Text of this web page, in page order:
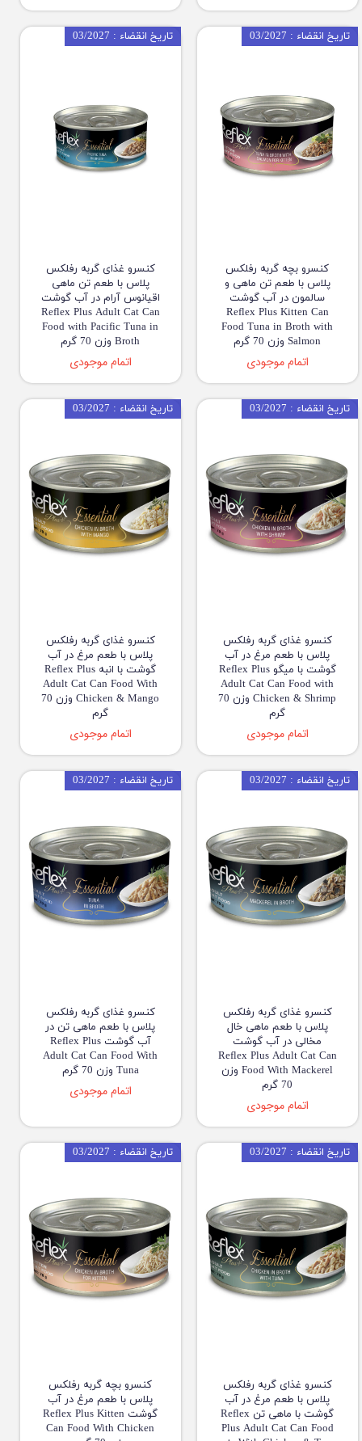
کنسرو بچه گربه رفلکس
پلاس با طعم تن ماهی و
سالمون در آب گوشت
Reflex Plus Kitten Can
Food Tuna in Broth with
Salmon وزن 70 گرم
اتمام موجودی
تاریخ انقضاء : 03/2027
کنسرو غذای گربه رفلکس
پلاس با طعم تن ماهی
اقیانوس آرام در آب گوشت
Reflex Plus Adult Cat Can
Food with Pacific Tuna in
Broth وزن 70 گرم
اتمام موجودی
تاریخ انقضاء : 03/2027
کنسرو غذای گربه رفلکس
پلاس با طعم مرغ در آب
گوشت با میگو Reflex Plus
Adult Cat Can Food with
Chicken & Shrimp وزن 70
گرم
اتمام موجودی
تاریخ انقضاء : 03/2027
کنسرو غذای گربه رفلکس
پلاس با طعم مرغ در آب
گوشت با انبه Reflex Plus
Adult Cat Can Food With
Chicken & Mango وزن 70
گرم
اتمام موجودی
تاریخ انقضاء : 03/2027
کنسرو غذای گربه رفلکس
پلاس با طعم ماهی خال
مخالی در آب گوشت
Reflex Plus Adult Cat Can
Food With Mackerel وزن
70 گرم
اتمام موجودی
تاریخ انقضاء : 03/2027
کنسرو غذای گربه رفلکس
پلاس با طعم ماهی تن در
آب گوشت Reflex Plus
Adult Cat Can Food With
Tuna وزن 70 گرم
اتمام موجودی
تاریخ انقضاء : 03/2027
کنسرو غذای گربه رفلکس
پلاس با طعم مرغ در آب
گوشت با ماهی تن Reflex
Plus Adult Cat Can Food
تاریخ انقضاء : 03/2027
کنسرو بچه گربه رفلکس
پلاس با طعم مرغ در آب
گوشت Reflex Plus Kitten
Can Food With Chicken
تاریخ انقضاء : 03/2027